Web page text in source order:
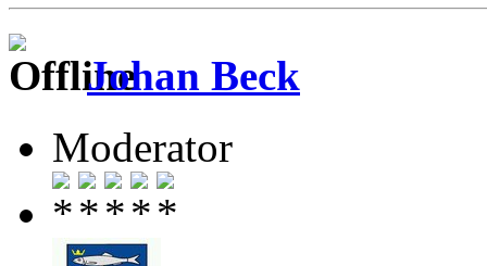
Johan Beck
Moderator